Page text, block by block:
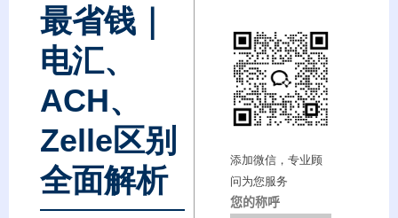
最省钱｜
电汇、
ACH、
Zelle区别
全面解析
添加微信，专业顾
问为您服务
您的称呼